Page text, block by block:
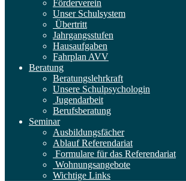
Förderverein
Unser Schulsystem
Übertritt
Jahrgangsstufen
Hausaufgaben
Fahrplan AVV
Beratung
Beratungslehrkraft
Unsere Schulpsychologin
Jugendarbeit
Berufsberatung
Seminar
Ausbildungsfächer
Ablauf Referendariat
Formulare für das Referendariat
Wohnungsangebote
Wichtige Links